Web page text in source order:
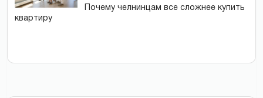
Почему челнинцам все сложнее купить
квартиру